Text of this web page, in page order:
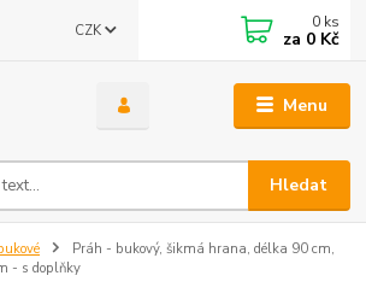
Menu
CZK
Hledat
0 ks
za 0 Kč
Práh - bukový, šikmá hrana, délka 90 cm,
- s doplňky